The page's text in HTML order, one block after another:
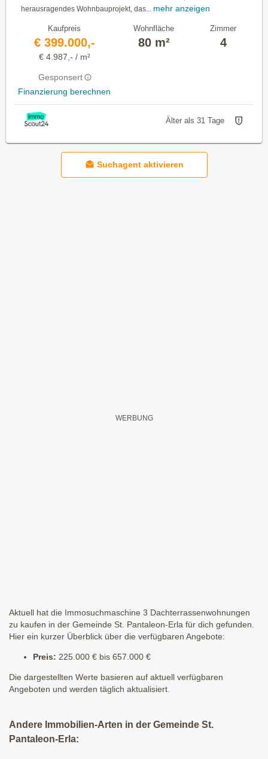
herausragendes Wohnbauprojekt, das...
mehr anzeigen
Kaufpreis
€ 399.000,-
€ 4.987,- / m²
Gesponsert
Finanzierung berechnen
Wohnfläche
80 m²
Zimmer
4
Älter als 31 Tage
Suchagent aktivieren
Aktuell hat die Immosuchmaschine 3 Dachterrassenwohnungen
zu kaufen in der Gemeinde St. Pantaleon-Erla für dich gefunden.
Hier ein kurzer Überblick über die verfügbaren Angebote:
Preis: 225.000 € bis 657.000 €
Die dargestellten Werte basieren auf aktuell verfügbaren
Angeboten und werden täglich aktualisiert.
Andere Immobilien-Arten in der Gemeinde St.
Pantaleon-Erla: